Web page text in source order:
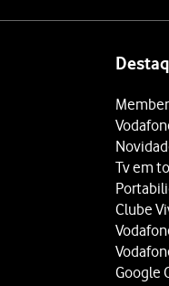
Tv em
Clube
Google